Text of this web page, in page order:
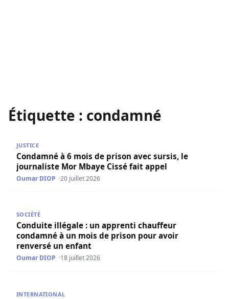
Étiquette : condamné
JUSTICE
Condamné à 6 mois de prison avec sursis, le
journaliste Mor Mbaye Cissé fait appel
Oumar DIOP 20 juillet 2026
SOCIÉTÉ
Conduite illégale : un apprenti chauffeur
condamné à un mois de prison pour avoir
renversé un enfant
Oumar DIOP 18 juillet 2026
INTERNATIONAL